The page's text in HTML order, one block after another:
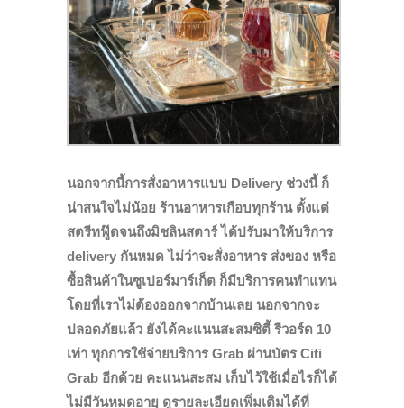
นอกจากนี้การสั่งอาหารแบบ Delivery ช่วงนี้ ก็
น่าสนใจไม่น้อย ร้านอาหารเกือบทุกร้าน ตั้งแต่
สตรีทฟู๊ดจนถึงมิชลินสตาร์ ได้ปรับมาให้บริการ
delivery กันหมด ไม่ว่าจะสั่งอาหาร ส่งของ หรือ
ซื้อสินค้าในซูเปอร์มาร์เก็ต ก็มีบริการคนทำแทน
โดยที่เราไม่ต้องออกจากบ้านเลย นอกจากจะ
ปลอดภัยแล้ว ยังได้คะแนนสะสมซิตี้ รีวอร์ด 10
เท่า ทุกการใช้จ่ายบริการ Grab ผ่านบัตร Citi
Grab อีกด้วย คะแนนสะสม เก็บไว้ใช้เมื่อไรก็ได้
ไม่มีวันหมดอายุ ดูรายละเอียดเพิ่มเติมได้ที่